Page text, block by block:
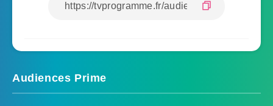
Audiences Prime